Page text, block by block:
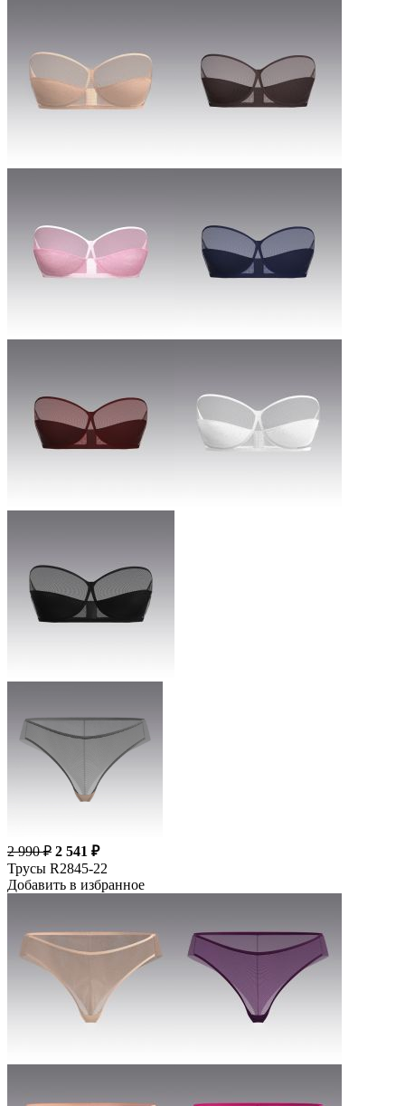
2 990 ₽ 2 541 ₽
Трусы R2845-22
Добавить в избранное